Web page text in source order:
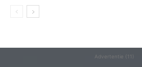
Advertentie (11)